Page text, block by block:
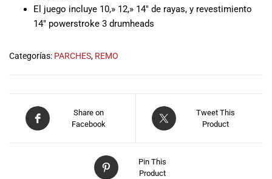
equipo de
audio
ti, y ofrecerte el
ofrecemos
promociones
especiales
El juego incluye 10,» 12,» 14″ de rayas, y revestimiento
14″ powerstroke 3 drumheads
Categorías: PARCHES, REMO
Share on
Facebook
Tweet This
Product
Pin This
Product